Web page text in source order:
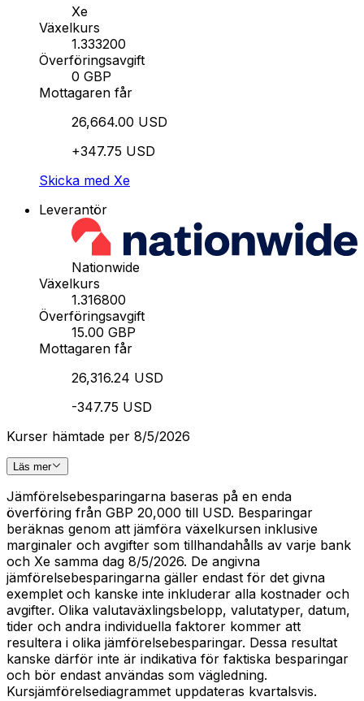
Xe
Växelkurs
1.333200
Överföringsavgift
0 GBP
Mottagaren får
26,664.00 USD
+347.75 USD
Skicka med Xe
Leverantör
Nationwide
Växelkurs
1.316800
Överföringsavgift
15.00 GBP
Mottagaren får
26,316.24 USD
-347.75 USD
Kurser hämtade per 8/5/2026
Läs mer
Jämförelsebesparingarna baseras på en enda
överföring från GBP 20,000 till USD. Besparingar
beräknas genom att jämföra växelkursen inklusive
marginaler och avgifter som tillhandahålls av varje bank
och Xe samma dag 8/5/2026. De angivna
jämförelsebesparingarna gäller endast för det givna
exemplet och kanske inte inkluderar alla kostnader och
avgifter. Olika valutaväxlingsbelopp, valutatyper, datum,
tider och andra individuella faktorer kommer att
resultera i olika jämförelsebesparingar. Dessa resultat
kanske därför inte är indikativa för faktiska besparingar
och bör endast användas som vägledning.
Kursjämförelsediagrammet uppdateras kvartalsvis.